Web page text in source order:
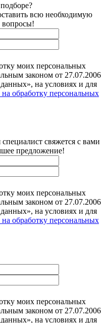
всю необходимую
моих персональных
законом от 27.07.2006
на условиях и для
обработку персональных
свяжется с вами
предложение!
моих персональных
законом от 27.07.2006
на условиях и для
обработку персональных
моих персональных
законом от 27.07.2006
на условиях и для